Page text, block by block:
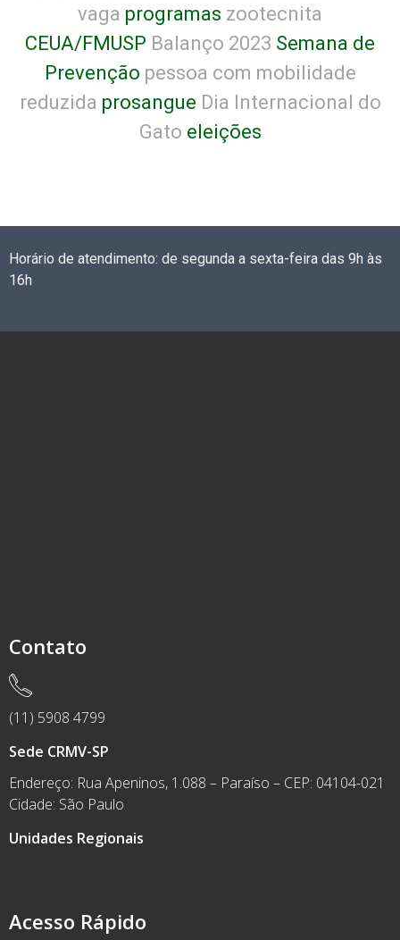
vaga programas zootecnita
CEUA/FMUSP Balanço 2023 Semana de
Prevenção pessoa com mobilidade
reduzida prosangue Dia Internacional do
Gato eleições
Horário de atendimento: de segunda a sexta-feira das 9h às
16h
Acesso Rápido
Contato
(11) 5908 4799
Sede CRMV-SP
Endereço: Rua Apeninos, 1.088 – Paraíso – CEP: 04104-021
Cidade: São Paulo
Unidades Regionais